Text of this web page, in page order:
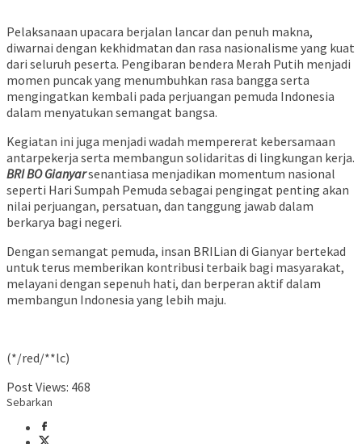
Pelaksanaan upacara berjalan lancar dan penuh makna,
diwarnai dengan kekhidmatan dan rasa nasionalisme yang kuat
dari seluruh peserta. Pengibaran bendera Merah Putih menjadi
momen puncak yang menumbuhkan rasa bangga serta
mengingatkan kembali pada perjuangan pemuda Indonesia
dalam menyatukan semangat bangsa.
Kegiatan ini juga menjadi wadah mempererat kebersamaan
antarpekerja serta membangun solidaritas di lingkungan kerja.
BRI BO Gianyarsenantiasa menjadikan momentum nasional
seperti Hari Sumpah Pemuda sebagai pengingat penting akan
nilai perjuangan, persatuan, dan tanggung jawab dalam
berkarya bagi negeri.
Dengan semangat pemuda, insan BRILian di Gianyar bertekad
untuk terus memberikan kontribusi terbaik bagi masyarakat,
melayani dengan sepenuh hati, dan berperan aktif dalam
membangun Indonesia yang lebih maju.
(*/red/**lc)
Post Views: 468
Sebarkan